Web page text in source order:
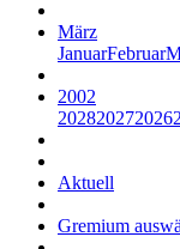
März
JanuarFebruar
2002
202820272026
Aktuell
Gremium